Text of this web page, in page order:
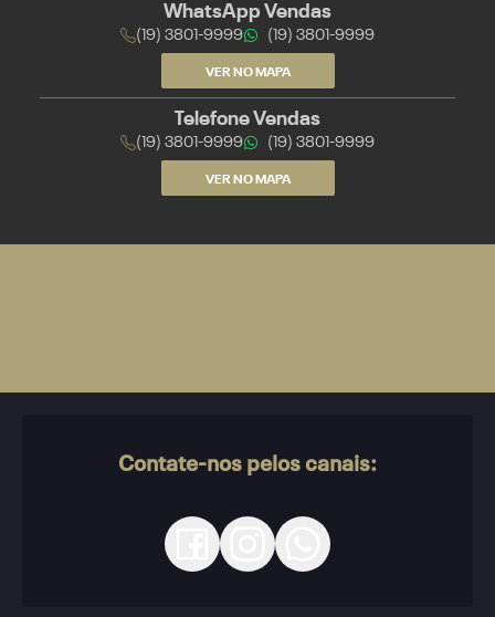
WhatsApp Vendas
(19) 3801-9999 (19) 3801-9999
VER NO MAPA
Telefone Vendas
(19) 3801-9999 (19) 3801-9999
VER NO MAPA
Contate-nos pelos canais: